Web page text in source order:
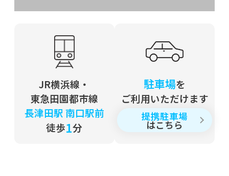
夏の東北探訪記
コロナウィルスと世界
2020年05月13日
医師会副会長就任
JR横浜線・
東急田園都市線
長津田駅 南口駅前
徒歩1分
駐車場を
ご利用いただけます
提携駐車場
はこちら